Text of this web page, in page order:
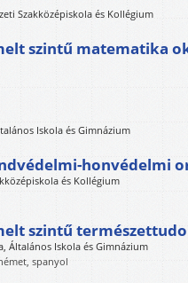
Szakközépiskola és Kollégium
szintű matematika
Iskola és Gimnázium
honvédelmi
és Kollégium
szintű
Általános Iskola és Gimnázium
spanyol